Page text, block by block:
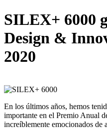
SILEX+ 6000
Design &
2020
En los últimos años, hemos
importante en el Premio Anual
increíblemente emocionados de